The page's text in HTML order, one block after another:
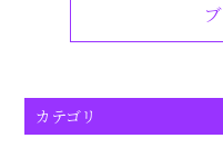
カテゴリ